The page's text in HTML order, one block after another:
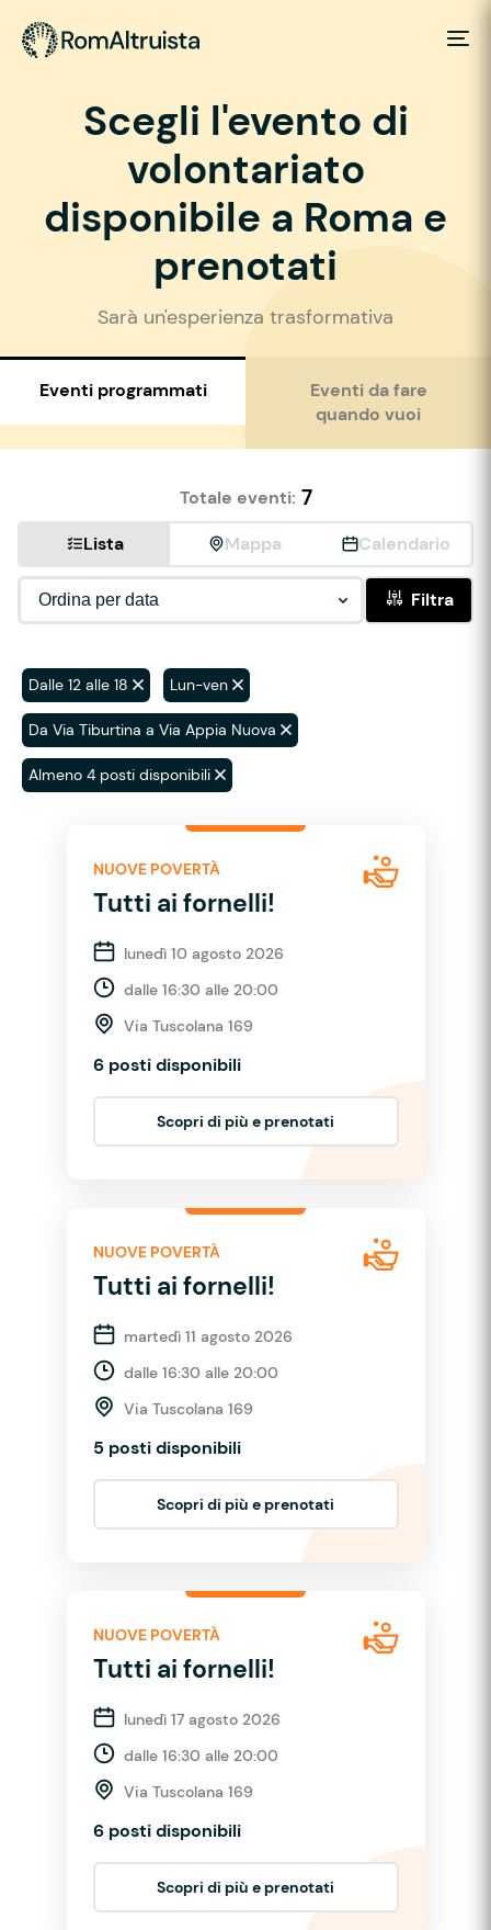
Scegli l'evento di
volontariato
disponibile a Roma e
prenotati
Sarà un'esperienza trasformativa
Eventi programmati
Eventi da fare
quando vuoi
Totale eventi: 7
Lista Mappa Calendario
Filtra
Dalle 12 alle 18 Lun-ven
Da Via Tiburtina a Via Appia Nuova
Almeno 4 posti disponibili
NUOVE POVERTÀ
Tutti ai fornelli!
lunedì 10 agosto 2026
dalle 16:30 alle 20:00
Via Tuscolana 169
6 posti disponibili
Scopri di più e prenotati
NUOVE POVERTÀ
Tutti ai fornelli!
martedì 11 agosto 2026
dalle 16:30 alle 20:00
Via Tuscolana 169
5 posti disponibili
Scopri di più e prenotati
NUOVE POVERTÀ
Tutti ai fornelli!
lunedì 17 agosto 2026
dalle 16:30 alle 20:00
Via Tuscolana 169
6 posti disponibili
Scopri di più e prenotati